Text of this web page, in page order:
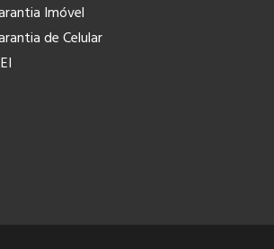
Imóvel
de Celular